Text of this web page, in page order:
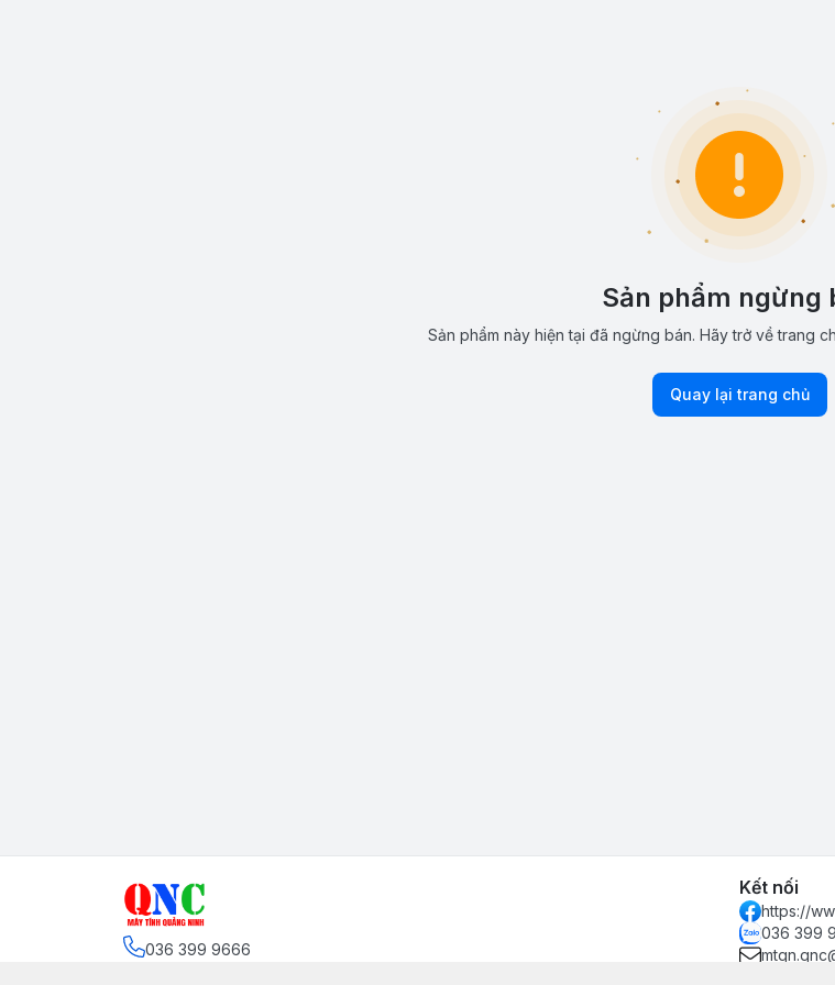
Sản phẩm ngừng
Sản phẩm này hiện tại đã ngừng bán. Hãy trở về trang
Quay lại trang chủ
036 399 9666
Kết nối
https://
036 399